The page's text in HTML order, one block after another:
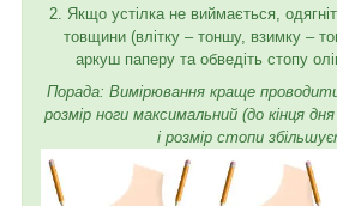
2. Якщо устілка не виймається,
товщини (влітку – тоншу, взимку –
аркуш паперу та обведіть стопу
Порада: Вимірювання краще проводити
розмір ноги максимальний (до кінця
і розмір стопи